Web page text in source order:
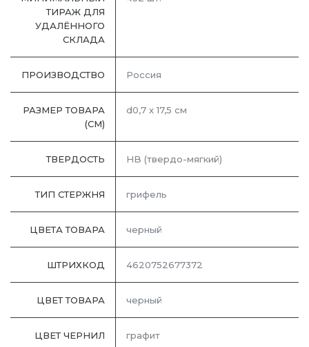
ТИРАЖ ДЛЯ
УДАЛЁННОГО
СКЛАДА
ПРОИЗВОДСТВО Россия
РАЗМЕР ТОВАРА
(СМ)
d0,7 х 17,5 см
ТВЕРДОСТЬ HB (твердо-мягкий)
ТИП СТЕРЖНЯ грифель
ЦВЕТА ТОВАРА черный
ШТРИХКОД 4620752677372
ЦВЕТ ТОВАРА черный
ЦВЕТ ЧЕРНИЛ графит